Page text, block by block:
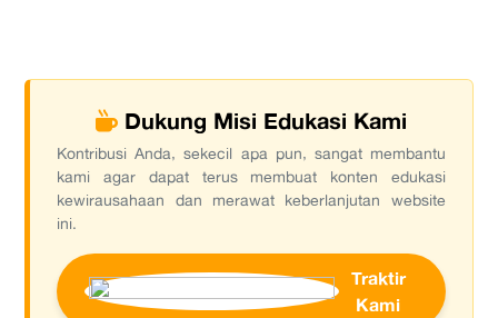
Dukung Misi Edukasi Kami
Kontribusi Anda, sekecil apa pun, sangat membantu
kami agar dapat terus membuat konten edukasi
kewirausahaan dan merawat keberlanjutan website
ini.
Traktir
Kami